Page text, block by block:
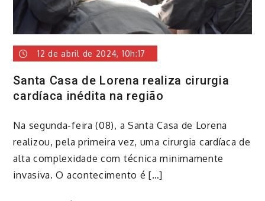
12 de abril de 2024, 10h:17
Santa Casa de Lorena realiza cirurgia
cardíaca inédita na região
Na segunda-feira (08), a Santa Casa de Lorena
realizou, pela primeira vez, uma cirurgia cardíaca de
alta complexidade com técnica minimamente
invasiva. O acontecimento é […]